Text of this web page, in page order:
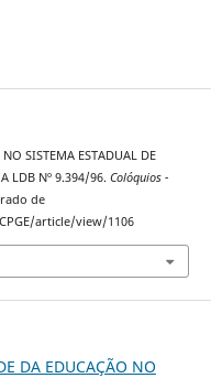
SISTEMA ESTADUAL DE
LDB Nº 9.394/96. Colóquios -
de
article/view/1106
DA EDUCAÇÃO NO